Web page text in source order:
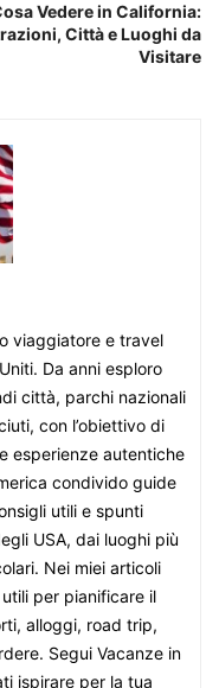
Vedere in California:
Città e Luoghi da
Visitare
viaggiatore e travel
Da anni esploro
città, parchi nazionali
con l’obiettivo di
esperienze autentiche
condivido guide
utili e spunti
USA, dai luoghi più
Nei miei articoli
per pianificare il
alloggi, road trip,
Segui Vacanze in
ispirare per la tua